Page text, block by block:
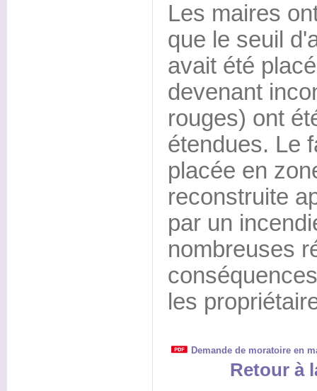
Les maires
que le seuil
avait été
devenant
rouges) ont
étendues. Le
placée en
reconstruite
par un
nombreuses
les
Demande de moratoire en
Retour à